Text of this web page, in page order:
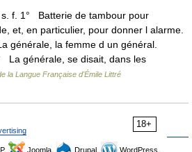
f. 1° Batterie de tambour pour
et, en particulier, pour donner l alarme.
générale, la femme d un général.
La générale, se disait, dans les
la Langue Française d'Émile Littré
18+
Joomla, Drupal,
WordPress,